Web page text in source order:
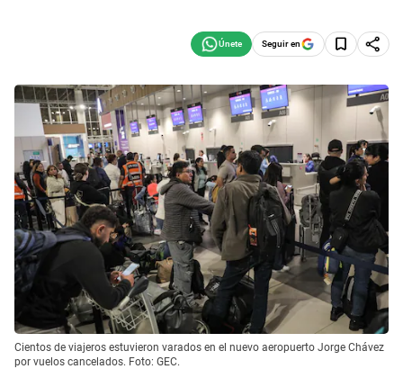
Seguir en
Cientos de viajeros estuvieron varados en el nuevo aeropuerto Jorge Chávez
por vuelos cancelados. Foto: GEC.